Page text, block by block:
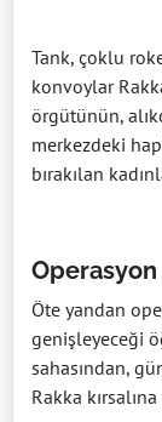
Tank, çoklu
konvoylar
örgütünün,
merkezdeki
bırakılan
Öte yandan
genişleyeceği
sahasından,
Rakka